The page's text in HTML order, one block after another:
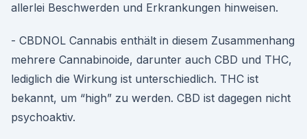
allerlei Beschwerden und Erkrankungen hinweisen.
- CBDNOL Cannabis enthält in diesem Zusammenhang
mehrere Cannabinoide, darunter auch CBD und THC,
lediglich die Wirkung ist unterschiedlich. THC ist
bekannt, um “high” zu werden. CBD ist dagegen nicht
psychoaktiv.